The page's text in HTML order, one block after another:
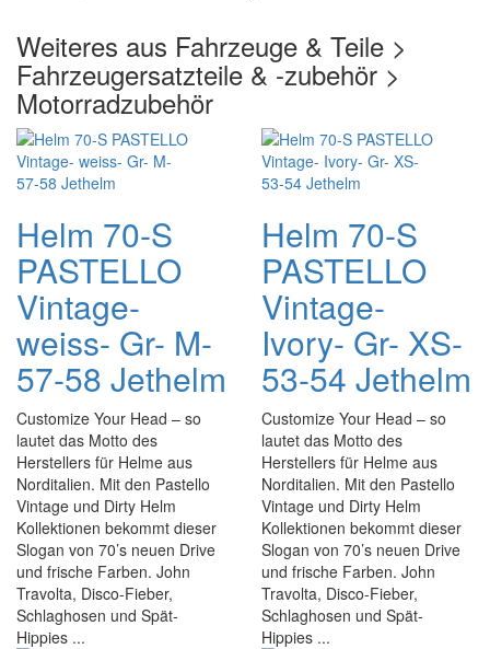
Weiteres aus Fahrzeuge & Teile >
Fahrzeugersatzteile & -zubehör >
Motorradzubehör
Helm 70-S
PASTELLO
Vintage-
weiss- Gr- M-
57-58 Jethelm
Customize Your Head – so
lautet das Motto des
Herstellers für Helme aus
Norditalien. Mit den Pastello
Vintage und Dirty Helm
Kollektionen bekommt dieser
Slogan von 70’s neuen Drive
und frische Farben. John
Travolta, Disco-Fieber,
Schlaghosen und Spät-
Hippies ...
Helm 70-S
PASTELLO
Vintage-
Ivory- Gr- XS-
53-54 Jethelm
Customize Your Head – so
lautet das Motto des
Herstellers für Helme aus
Norditalien. Mit den Pastello
Vintage und Dirty Helm
Kollektionen bekommt dieser
Slogan von 70’s neuen Drive
und frische Farben. John
Travolta, Disco-Fieber,
Schlaghosen und Spät-
Hippies ...